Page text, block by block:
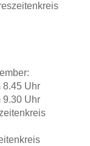
8.45 Uhr
9.30 Uhr